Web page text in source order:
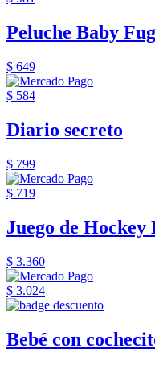
Peluche Baby
$ 649
$ 584
Diario secreto
$ 799
$ 719
Juego de
$ 3.360
$ 3.024
Bebé con